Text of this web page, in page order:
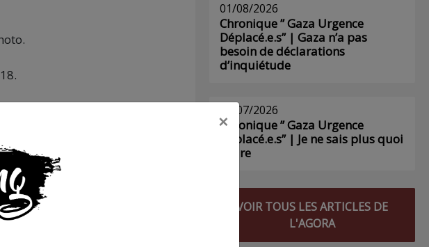
des
01/08/2026
Chronique ” Gaza Urgence
Déplacé.e.s” | Gaza n’a pas
besoin de déclarations
d’inquiétude
29/07/2026
Chronique ” Gaza Urgence
Déplacé.e.s” | Je ne sais plus quoi
écrire
VOIR TOUS LES ARTICLES DE
L'AGORA
×